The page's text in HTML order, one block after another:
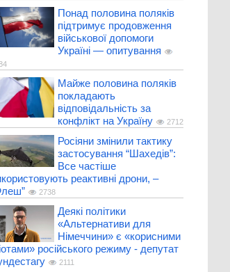
Понад половина поляків
підтримує продовження
військової допомоги
Україні — опитування
Майже половина поляків
покладають
відповідальність за
конфлікт на Україну
2712
Росіяни змінили тактику
застосування “Шахедів”:
Все частіше
реактивні дрони, –
2738
Деякі політики
«Альтернативи для
Німеччини» є «корисними
російського режиму - депутат
2111